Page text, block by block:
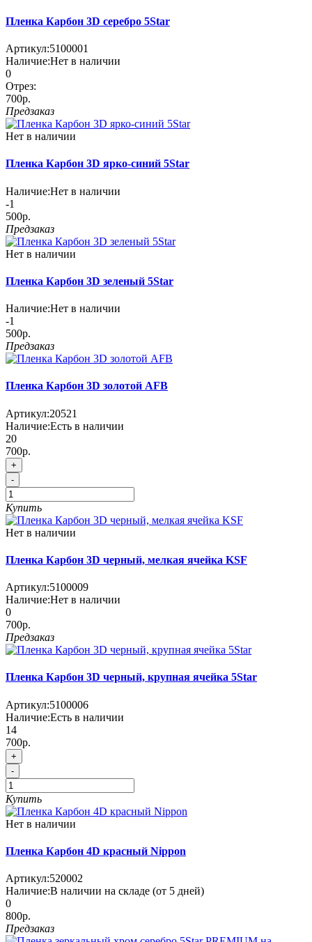
Пленка Карбон 3D серебро 5Star
Артикул:5100001
Наличие:Нет в наличии
0
Отрез:
700р.
Предзаказ
Нет в наличии
Пленка Карбон 3D ярко-синий 5Star
Наличие:Нет в наличии
-1
500р.
Предзаказ
Нет в наличии
Пленка Карбон 3D зеленый 5Star
Наличие:Нет в наличии
-1
500р.
Предзаказ
Пленка Карбон 3D золотой AFB
Артикул:20521
Наличие:Есть в наличии
20
700р.
+
-
Купить
Нет в наличии
Пленка Карбон 3D черный, мелкая ячейка KSF
Артикул:5100009
Наличие:Нет в наличии
0
700р.
Предзаказ
Пленка Карбон 3D черный, крупная ячейка 5Star
Артикул:5100006
Наличие:Есть в наличии
14
700р.
+
-
Купить
Нет в наличии
Пленка Карбон 4D красный Nippon
Артикул:520002
Наличие:В наличии на складе (от 5 дней)
0
800р.
Предзаказ